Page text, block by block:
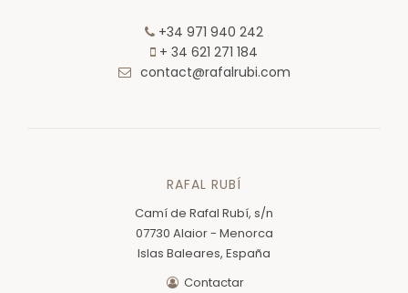
+34 971 940 242
+ 34 621 271 184
contact@rafalrubi.com
RAFAL RUBÍ
Camí de Rafal Rubí, s/n
07730 Alaior - Menorca
Islas Baleares, España
Contactar